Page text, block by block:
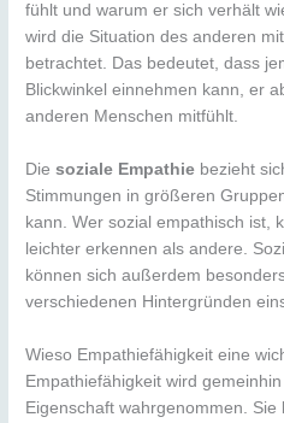
fühlt und warum er sich verhält
wird die Situation des anderen
betrachtet. Das bedeutet, dass
Blickwinkel einnehmen kann, er
anderen Menschen mitfühlt.
Diesoziale Empathie bezieht
Stimmungen in größeren
kann. Wer sozial empathisch ist,
leichter erkennen als andere.
können sich außerdem
verschiedenen Hintergründen
Wieso Empathiefähigkeit eine
Empathiefähigkeit wird
Eigenschaft wahrgenommen.